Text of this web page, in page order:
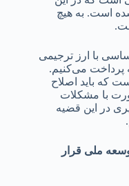
است. به هیچ
با ارز ترجیمی
پرداخت می‌کنیم.
که باید اصلاح
با مشکلات
در این قضیه
ملی قرار